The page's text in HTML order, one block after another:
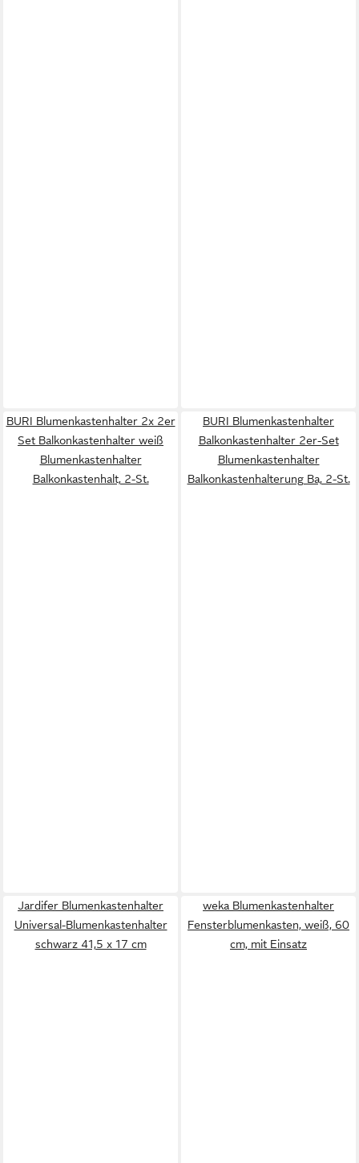
BURI Blumenkastenhalter 2x 2er
Set Balkonkastenhalter weiß
Blumenkastenhalter
Balkonkastenhalt, 2-St.
BURI Blumenkastenhalter
Balkonkastenhalter 2er-Set
Blumenkastenhalter
Balkonkastenhalterung Ba, 2-St.
Jardifer Blumenkastenhalter
Universal-Blumenkastenhalter
schwarz 41,5 x 17 cm
weka Blumenkastenhalter
Fensterblumenkasten, weiß, 60
cm, mit Einsatz